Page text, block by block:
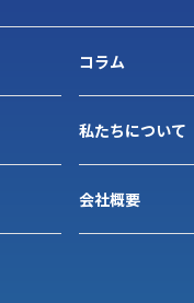
コラム
私たちについて
会社概要